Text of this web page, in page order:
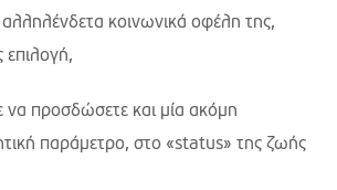
κοινωνικά οφέλη της,
επιλογή,
να προσδώσετε και μία ακόμη
παράμετρο, στο «status» της ζωής